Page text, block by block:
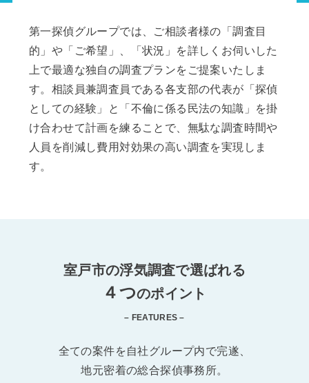
第一探偵グループでは、ご相談者様の「調査目
的」や「ご希望」、「状況」を詳しくお伺いした
上で最適な独自の調査プランをご提案いたしま
す。相談員兼調査員である各支部の代表が「探偵
としての経験」と「不倫に係る民法の知識」を掛
け合わせて計画を練ることで、無駄な調査時間や
人員を削減し費用対効果の高い調査を実現しま
す。
室戸市の浮気調査で選ばれる
４つのポイント
– FEATURES –
全ての案件を自社グループ内で完遂、
地元密着の総合探偵事務所。